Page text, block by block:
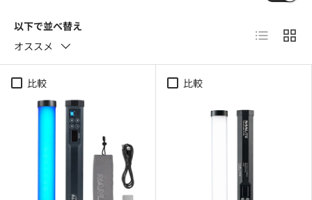
以下で並べ替え
オススメ
リストグリ
比較 比較